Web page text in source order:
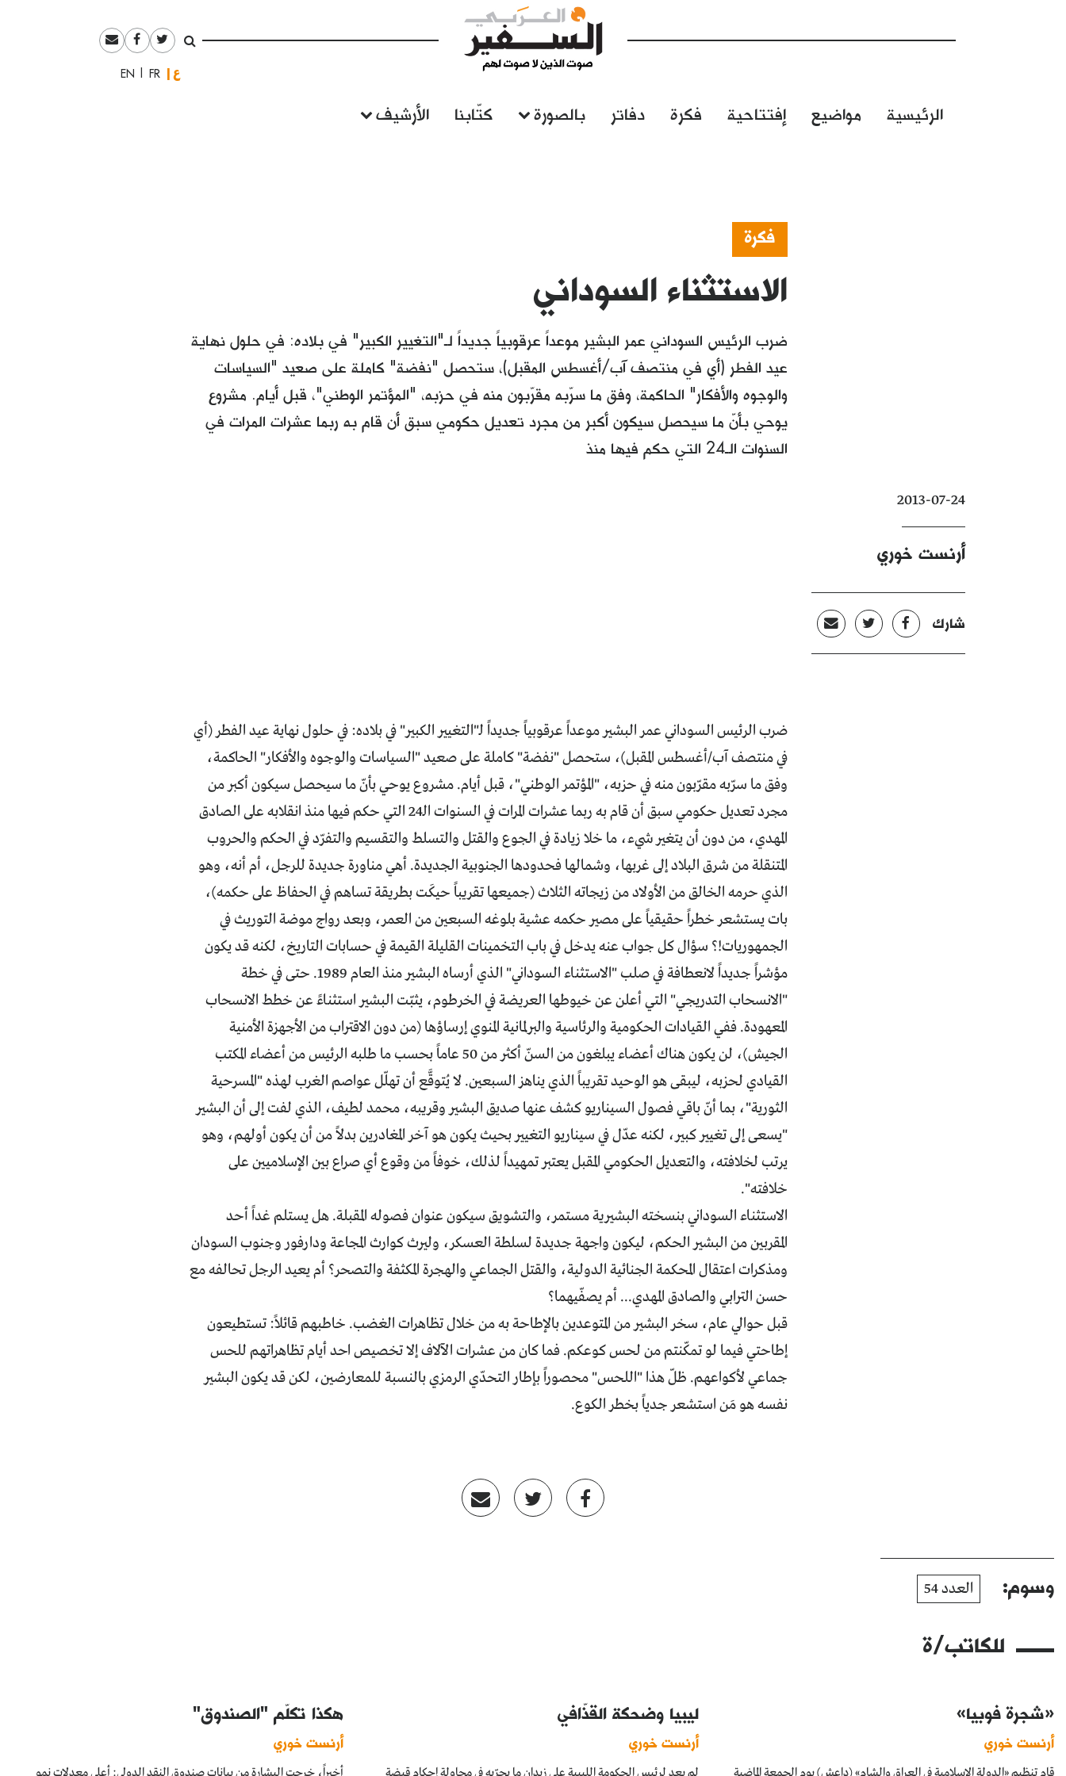
العربيةFrançais
English
الرئيسية مواضيع إفتتاحية فكرة دفاتر بالصورة كتّابنا الأرشيف
فكرة
الاستثناء السوداني
ضرب الرئيس السوداني عمر البشير موعداً عرقوبياً جديداً لـ"التغيير الكبير" في بلاده: في حلول نهاية
عيد الفطر (أي في منتصف آب/أغسطس المقبل)، ستحصل "نفضة" كاملة على صعيد "السياسات
والوجوه والأفكار" الحاكمة، وفق ما سرّبه مقرّبون منه في حزبه، "المؤتمر الوطني"، قبل أيام. مشروع
يوحي بأنّ ما سيحصل سيكون أكبر من مجرد تعديل حكومي سبق أن قام به ربما عشرات المرات في
السنوات الـ24 التي حكم فيها منذ
2013-07-24
أرنست خوري
شارك
ضرب الرئيس السوداني عمر البشير موعداً عرقوبياً جديداً لـ"التغيير الكبير" في بلاده: في حلول نهاية عيد الفطر (أي
في منتصف آب/أغسطس المقبل)، ستحصل "نفضة" كاملة على صعيد "السياسات والوجوه والأفكار" الحاكمة،
وفق ما سرّبه مقرّبون منه في حزبه، "المؤتمر الوطني"، قبل أيام. مشروع يوحي بأنّ ما سيحصل سيكون أكبر من
مجرد تعديل حكومي سبق أن قام به ربما عشرات المرات في السنوات الـ24 التي حكم فيها منذ انقلابه على الصادق
المهدي، من دون أن يتغير شيء، ما خلا زيادة في الجوع والقتل والتسلط والتقسيم والتفرّد في الحكم والحروب
المتنقلة من شرق البلاد إلى غربها، وشمالها فحدودها الجنوبية الجديدة. أهي مناورة جديدة للرجل، أم أنه، وهو
الذي حرمه الخالق من الأولاد من زيجاته الثلاث (جميعها تقريباً حيكَت بطريقة تساهم في الحفاظ على حكمه)،
بات يستشعر خطراً حقيقياً على مصير حكمه عشية بلوغه السبعين من العمر، وبعد رواج موضة التوريث في
الجمهوريات!؟ سؤال كل جواب عنه يدخل في باب التخمينات القليلة القيمة في حسابات التاريخ، لكنه قد يكون
مؤشراً جديداً لانعطافة في صلب "الاستثناء السوداني" الذي أرساه البشير منذ العام 1989. حتى في خطة
"الانسحاب التدريجي" التي أعلن عن خيوطها العريضة في الخرطوم، يثبّت البشير استثناءً عن خطط الانسحاب
المعهودة. ففي القيادات الحكومية والرئاسية والبرلمانية المنوي إرساؤها (من دون الاقتراب من الأجهزة الأمنية
الجيش)، لن يكون هناك أعضاء يبلغون من السنّ أكثر من 50 عاماً بحسب ما طلبه الرئيس من أعضاء المكتب
القيادي لحزبه، ليبقى هو الوحيد تقريباً الذي يناهز السبعين. لا يُتوقَّع أن تهلّل عواصم الغرب لهذه "المسرحية
الثورية"، بما أنّ باقي فصول السيناريو كشف عنها صديق البشير وقريبه، محمد لطيف، الذي لفت إلى أن البشير
"يسعى إلى تغيير كبير، لكنه عدّل في سيناريو التغيير بحيث يكون هو آخر المغادرين بدلاً من أن يكون أولهم، وهو
يرتب لخلافته، والتعديل الحكومي المقبل يعتبر تمهيداً لذلك، خوفاً من وقوع أي صراع بين الإسلاميين على
خلافته".
الاستثناء السوداني بنسخته البشيرية مستمر، والتشويق سيكون عنوان فصوله المقبلة. هل يستلم غداً أحد
المقربين من البشير الحكم، ليكون واجهة جديدة لسلطة العسكر، وليرث كوارث المجاعة ودارفور وجنوب السودان
ومذكرات اعتقال المحكمة الجنائية الدولية، والقتل الجماعي والهجرة المكثفة والتصحر؟ أم يعيد الرجل تحالفه مع
حسن الترابي والصادق المهدي... أم يصفّيهما؟
قبل حوالي عام، سخر البشير من المتوعدين بالإطاحة به من خلال تظاهرات الغضب. خاطبهم قائلاً: تستطيعون
إطاحتي فيما لو تمكّنتم من لحس كوعكم. فما كان من عشرات الآلاف إلا تخصيص احد أيام تظاهراتهم للحس
جماعي لأكواعهم. ظلّ هذا "اللحس" محصوراً بإطار التحدّي الرمزي بالنسبة للمعارضين، لكن قد يكون البشير
نفسه هو مَن استشعر جدياً بخطر الكوع.
وسوم: العدد 54
للكاتب/ة
«شجرة فوبيا»
أرنست خوري
ليبيا وضحكة القذّافي
أرنست خوري
هكذا تكلّم "الصندوق"
أرنست خوري